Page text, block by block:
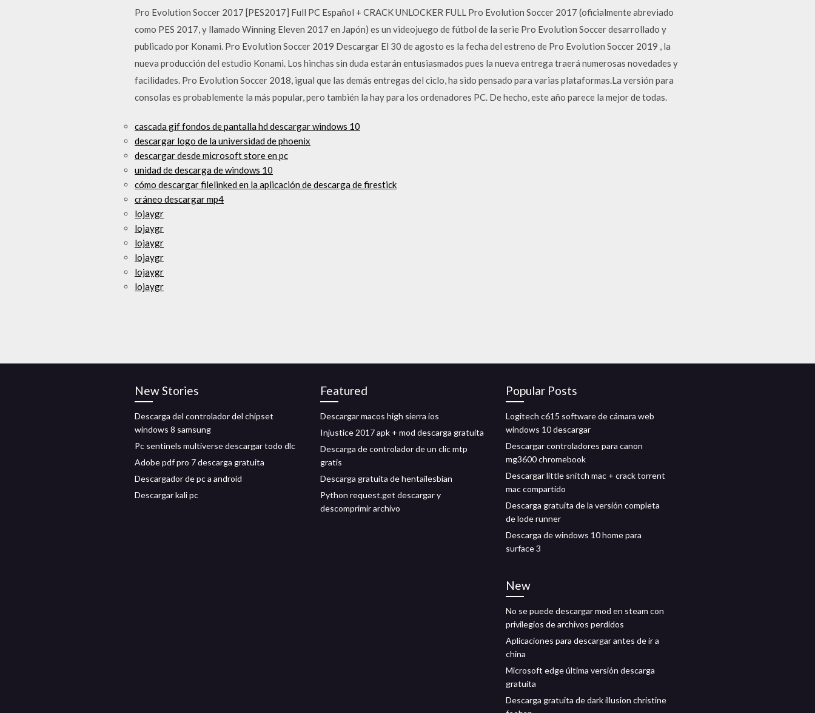
Pro Evolution Soccer 2017 [PES2017] Full PC Español + CRACK UNLOCKER FULL Pro Evolution Soccer 2017 (oficialmente abreviado
como PES 2017, y llamado Winning Eleven 2017 en Japón) es un videojuego de fútbol de la serie Pro Evolution Soccer desarrollado y
publicado por Konami. Pro Evolution Soccer 2019 Descargar El 30 de agosto es la fecha del estreno de Pro Evolution Soccer 2019 , la
nueva producción del estudio Konami. Los hinchas sin duda estarán entusiasmados pues la nueva entrega traerá numerosas novedades y
facilidades. Pro Evolution Soccer 2018, igual que las demás entregas del ciclo, ha sido pensado para varias plataformas.La versión para
consolas es probablemente la más popular, pero también la hay para los ordenadores PC. De hecho, este año parece la mejor de todas.
cascada gif fondos de pantalla hd descargar windows 10
descargar logo de la universidad de phoenix
descargar desde microsoft store en pc
unidad de descarga de windows 10
cómo descargar filelinked en la aplicación de descarga de firestick
cráneo descargar mp4
lojaygr
lojaygr
lojaygr
lojaygr
lojaygr
lojaygr
New Stories
Descarga del controlador del chipset
windows 8 samsung
Pc sentinels multiverse descargar todo dlc
Adobe pdf pro 7 descarga gratuita
Descargador de pc a android
Descargar kali pc
Featured
Descargar macos high sierra ios
Injustice 2017 apk + mod descarga gratuita
Descarga de controlador de un clic mtp
gratis
Descarga gratuita de hentailesbian
Python request.get descargar y
descomprimir archivo
Popular Posts
Logitech c615 software de cámara web
windows 10 descargar
Descargar controladores para canon
mg3600 chromebook
Descargar little snitch mac + crack torrent
mac compartido
Descarga gratuita de la versión completa
de lode runner
Descarga de windows 10 home para
surface 3
New
No se puede descargar mod en steam con
privilegios de archivos perdidos
Aplicaciones para descargar antes de ir a
china
Microsoft edge última versión descarga
gratuita
Descarga gratuita de dark illusion christine